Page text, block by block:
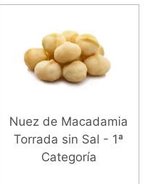
Nuez de Macadamia
Torrada sin Sal - 1ª
Categoría